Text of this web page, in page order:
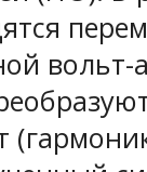
вольт-